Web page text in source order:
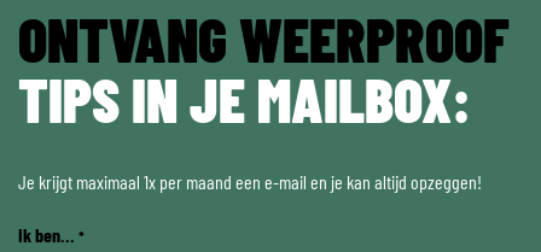
ONTVANG WEERPROOF
TIPS IN JE MAILBOX:
Je krijgt maximaal 1x per maand een e-mail en je kan altijd opzeggen!
Ik ben... *